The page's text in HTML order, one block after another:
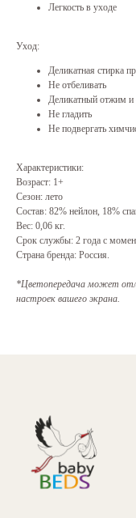
Легкость в уходе
Уход:
Деликатная стирка
Не отбеливать
Деликатный отжим
Не гладить
Не подвергать
Характеристики:
Возраст: 1+
Сезон: лето
Состав: 82% нейлон, 18%
Вес: 0,06 кг.
Срок службы: 2 года с
Страна бренда: Россия.
*Цветопередача может
настроек вашего экрана.